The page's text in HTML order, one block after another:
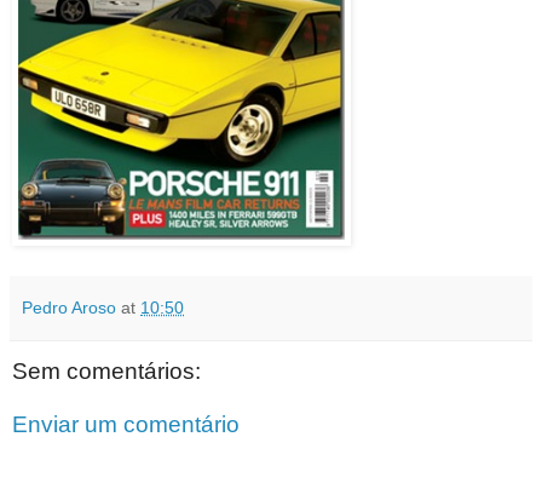
Pedro Aroso at 10:50
Sem comentários:
Enviar um comentário